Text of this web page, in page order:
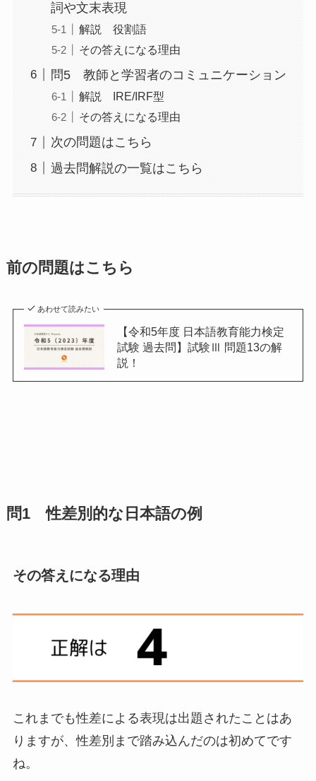
詞や文末表現
解説 役割語
その答えになる理由
問5 教師と学習者のコミュニケーション
解説 IRE/IRF型
その答えになる理由
次の問題はこちら
過去問解説の一覧はこちら
前の問題はこちら
あわせて読みたい
【令和5年度 日本語教育能力検定
試験 過去問】試験Ⅲ 問題13の解
説！
問1 性差別的な日本語の例
その答えになる理由
これまでも性差による表現は出題されたことはあ
りますが、性差別まで踏み込んだのは初めてです
ね。